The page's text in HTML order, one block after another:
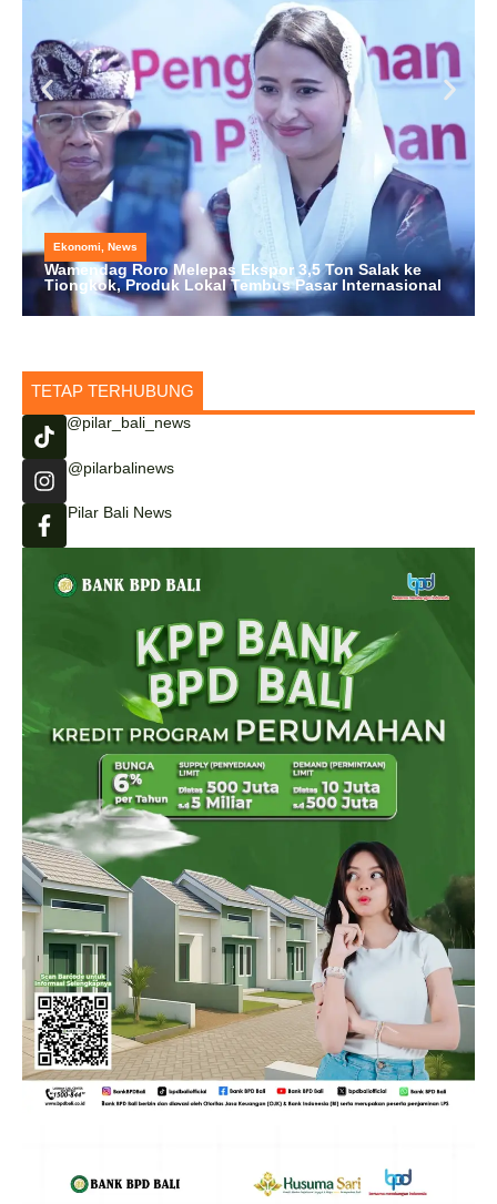
Ekonomi, News
Wamendag Roro Melepas Ekspor 3,5 Ton Salak ke
Tiongkok, Produk Lokal Tembus Pasar Internasional
TETAP TERHUBUNG
@pilar_bali_news
@pilarbalinews
Pilar Bali News